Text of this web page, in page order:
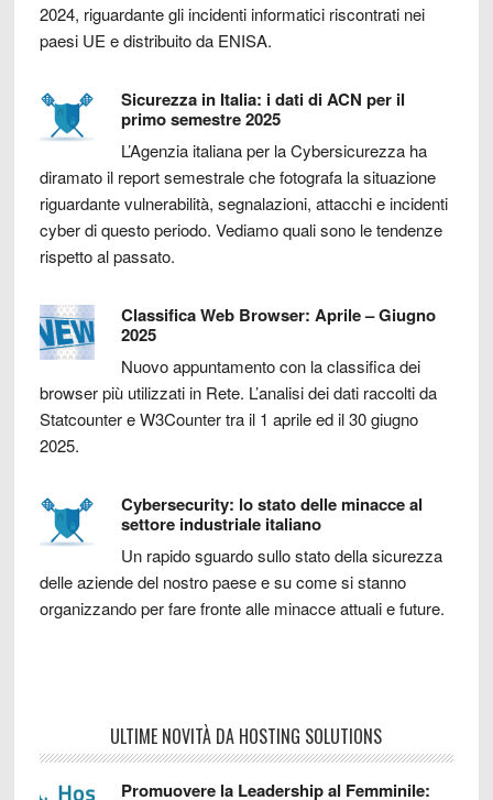
2024, riguardante gli incidenti informatici riscontrati nei
paesi UE e distribuito da ENISA.
Sicurezza in Italia: i dati di ACN per il
primo semestre 2025
L’Agenzia italiana per la Cybersicurezza ha
diramato il report semestrale che fotografa la situazione
riguardante vulnerabilità, segnalazioni, attacchi e incidenti
cyber di questo periodo. Vediamo quali sono le tendenze
rispetto al passato.
Classifica Web Browser: Aprile – Giugno
2025
Nuovo appuntamento con la classifica dei
browser più utilizzati in Rete. L’analisi dei dati raccolti da
Statcounter e W3Counter tra il 1 aprile ed il 30 giugno
2025.
Cybersecurity: lo stato delle minacce al
settore industriale italiano
Un rapido sguardo sullo stato della sicurezza
delle aziende del nostro paese e su come si stanno
organizzando per fare fronte alle minacce attuali e future.
ULTIME NOVITÀ DA HOSTING SOLUTIONS
Promuovere la Leadership al Femminile: